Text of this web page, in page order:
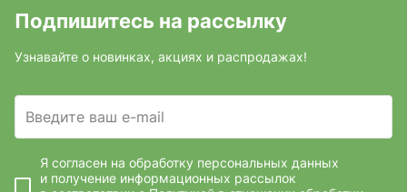
Подпишитесь на рассылку
Узнавайте о новинках, акциях и распродажах!
Введите ваш e-mail
Я согласен на обработку персональных данных
и получение информационных рассылок